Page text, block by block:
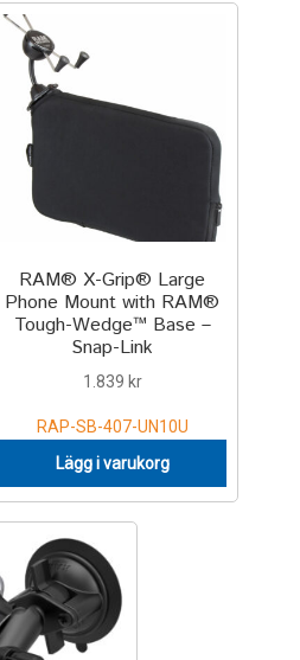
RAM® X-Grip® Large
Phone Mount with RAM®
Tough-Wedge™ Base –
Snap-Link
1.839 kr
RAP-SB-407-UN10U
Lägg i varukorg